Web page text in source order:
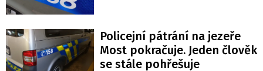
Policejní pátrání na jezeře
Most pokračuje. Jeden člověk
se stále pohřešuje